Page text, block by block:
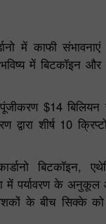
में काफी
में बिटकॉइन
$14
द्वारा शीर्ष 10
बिटकॉइन,
में पर्यावरण के
के बीच सिक्के